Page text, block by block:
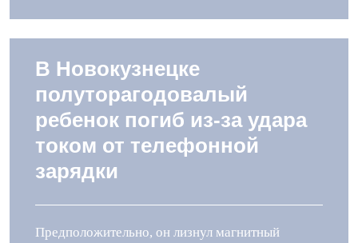
В Новокузнецке
полуторагодовалый
ребенок погиб из-за удара
током от телефонной
зарядки
Предположительно, он лизнул магнитный